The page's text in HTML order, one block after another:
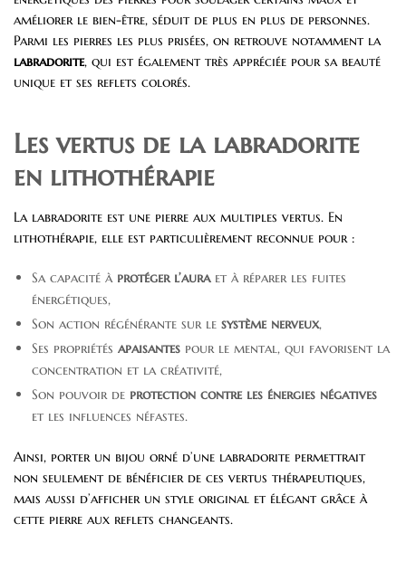
améliorer le bien-être, séduit de plus en plus de personnes.
Parmi les pierres les plus prisées, on retrouve notamment la
labradorite, qui est également très appréciée pour sa beauté
unique et ses reflets colorés.
Les vertus de la labradorite
en lithothérapie
La labradorite est une pierre aux multiples vertus. En
lithothérapie, elle est particulièrement reconnue pour :
Sa capacité à protéger l’auraet à réparer les fuites
énergétiques,
Son action régénérante sur le système nerveux,
Ses propriétés apaisantes pour le mental, qui favorisent la
concentration et la créativité,
Son pouvoir de protection contre les énergies négatives
et les influences néfastes.
Ainsi, porter un bijou orné d’une labradorite permettrait
non seulement de bénéficier de ces vertus thérapeutiques,
mais aussi d’afficher un style original et élégant grâce à
cette pierre aux reflets changeants.